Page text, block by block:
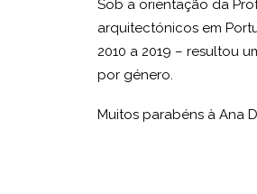
Sob a orientação da
arquitectónicos em
2010 a 2019 – resultou
por género.
Muitos parabéns à Ana